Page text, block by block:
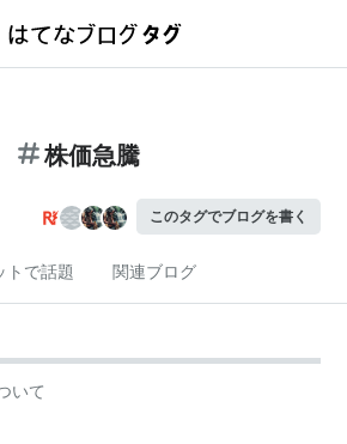
株価急騰
このタグでブログを書く
トで話題 関連ブログ
いて